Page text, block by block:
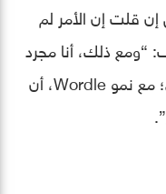
إن قلت إن الأمر لم
ذلك، أنا مجرد
شخص واحد، ومن المهم بالنسبة لي؛ مع نمو Wordle، أن